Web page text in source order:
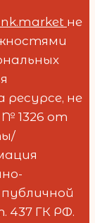
не
ресурсе, не
1326 от
437 ГК РФ.